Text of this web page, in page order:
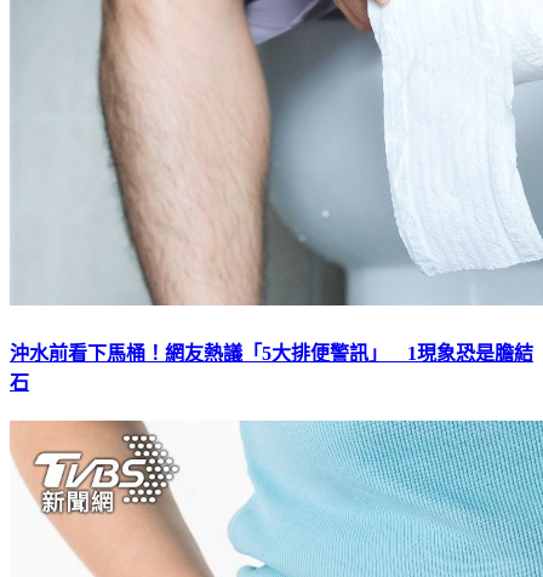
沖水前看下馬桶！網友熱議「5大排便警訊」 1現象恐是膽結
石